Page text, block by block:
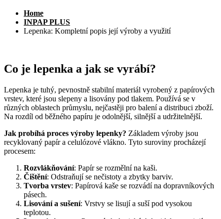
Home
INPAP PLUS
Lepenka: Kompletní popis její výroby a využití
Co je lepenka a jak se vyrábí?
Lepenka je tuhý, pevnostně stabilní materiál vyrobený z papírových
vrstev, které jsou slepeny a lisovány pod tlakem. Používá se v
různých oblastech průmyslu, nejčastěji pro balení a distribuci zboží.
Na rozdíl od běžného papíru je odolnější, silnější a udržitelnější.
Jak probíhá proces výroby lepenky? Základem výroby jsou
recyklovaný papír a celulózové vlákno. Tyto suroviny procházejí
procesem:
Rozvlákňování: Papír se rozmělní na kaši.
Čištění: Odstraňují se nečistoty a zbytky barviv.
Tvorba vrstev: Papírová kaše se rozvádí na dopravníkových
pásech.
Lisování a sušení: Vrstvy se lisují a suší pod vysokou
teplotou.